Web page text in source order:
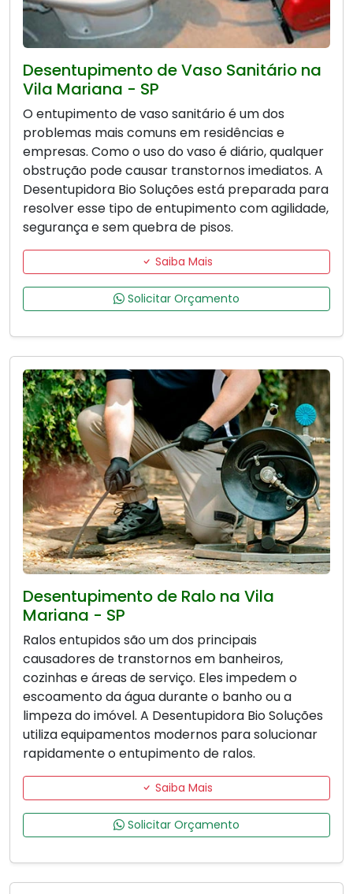
Desentupimento de Vaso Sanitário na
Vila Mariana - SP
O entupimento de vaso sanitário é um dos
problemas mais comuns em residências e
empresas. Como o uso do vaso é diário, qualquer
obstrução pode causar transtornos imediatos. A
Desentupidora Bio Soluções está preparada para
resolver esse tipo de entupimento com agilidade,
segurança e sem quebra de pisos.
Saiba Mais
Solicitar Orçamento
Desentupimento de Ralo na Vila
Mariana - SP
Ralos entupidos são um dos principais
causadores de transtornos em banheiros,
cozinhas e áreas de serviço. Eles impedem o
escoamento da água durante o banho ou a
limpeza do imóvel. A Desentupidora Bio Soluções
utiliza equipamentos modernos para solucionar
rapidamente o entupimento de ralos.
Saiba Mais
Solicitar Orçamento